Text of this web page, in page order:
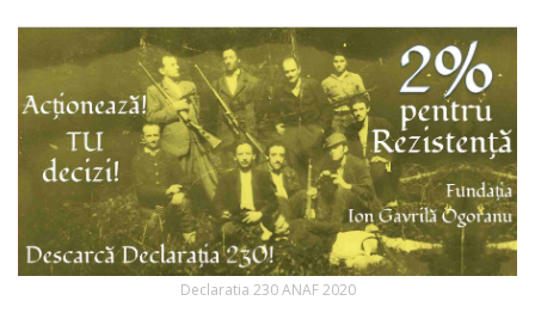
Declaratia 230 ANAF 2020